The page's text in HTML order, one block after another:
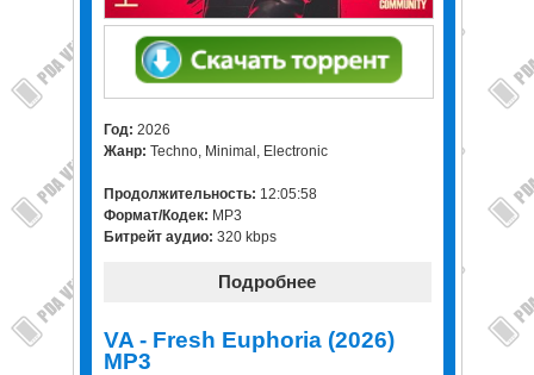
Год: 2026
Жанр: Techno, Minimal, Electronic
Продолжительность: 12:05:58
Формат/Кодек: MP3
Битрейт аудио: 320 kbps
Подробнее
VA - Fresh Euphoria (2026)
MP3